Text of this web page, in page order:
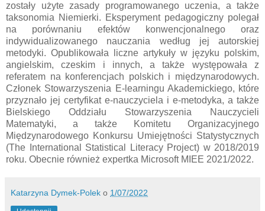
zostały użyte zasady programowanego uczenia, a także
taksonomia Niemierki. Eksperyment pedagogiczny polegał
na porównaniu efektów konwencjonalnego oraz
indywidualizowanego nauczania według jej autorskiej
metodyki. Opublikowała liczne artykuły w języku polskim,
angielskim, czeskim i innych, a także występowała z
referatem na konferencjach polskich i międzynarodowych.
Członek Stowarzyszenia E-learningu Akademickiego, które
przyznało jej certyfikat e-nauczyciela i e-metodyka, a także
Bielskiego Oddziału Stowarzyszenia Nauczycieli
Matematyki, a także Komitetu Organizacyjnego
Międzynarodowego Konkursu Umiejętności Statystycznych
(The International Statistical Literacy Project) w 2018/2019
roku. Obecnie również expertka Microsoft MIEE 2021/2022.
Katarzyna Dymek-Polek o 1/07/2022